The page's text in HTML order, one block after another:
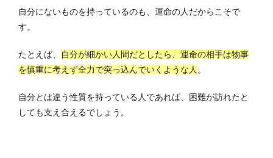
自分にないものを持っているのも、運命の人だからこそで
す。
たとえば、
自分が細かい人間だとしたら、運命の相手は物事
を慎重に考えず全力で突っ込んでいくような人 。
自分とは違う性質を持っている人であれば、困難が訪れたと
しても支え合えるでしょう。